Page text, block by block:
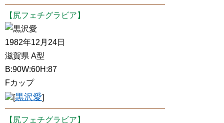
【尻フェチグラビア】
黒沢愛
1982年12月24日
滋賀県 A型
B:90W:60H:87
Fカップ
[黒沢愛]
【尻フェチグラビア】